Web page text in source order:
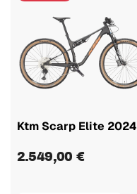
Ktm Scarp Elite 2024
2.549,00 €